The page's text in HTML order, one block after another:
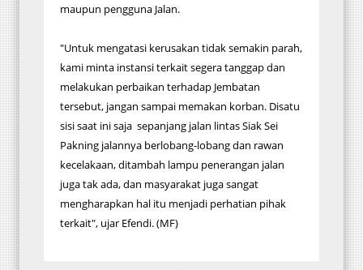
maupun pengguna Jalan.
"Untuk mengatasi kerusakan tidak semakin parah,
kami minta instansi terkait segera tanggap dan
melakukan perbaikan terhadap Jembatan
tersebut, jangan sampai memakan korban. Disatu
sisi saat ini saja sepanjang jalan lintas Siak Sei
Pakning jalannya berlobang-lobang dan rawan
kecelakaan, ditambah lampu penerangan jalan
juga tak ada, dan masyarakat juga sangat
mengharapkan hal itu menjadi perhatian pihak
terkait", ujar Efendi. (MF)